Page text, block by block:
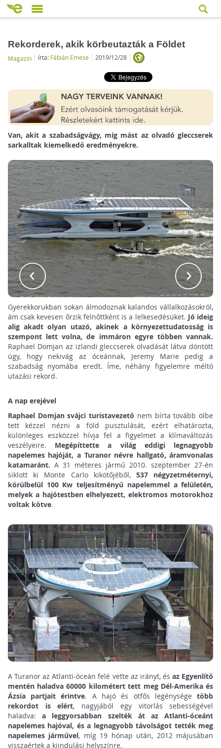
Rekorderek, akik körbeutazták a Földet
Magazin írta: Fábián Emese 2019/12/28
Van, akit a szabadságvágy, míg mást az olvadó gleccserek
sarkalltak kiemelkedő eredményekre.
Gyerekkorukban sokan álmodoznak kalandos vállalkozásokról,
ám csak kevesen őrzik felnőttként is a lelkesedésüket. Jó ideig
alig akadt olyan utazó, akinek a környezettudatosság is
szempont lett volna, de immáron egyre többen vannak.
Raphael Domjan az izlandi gleccserek olvadását látva döntött
úgy, hogy nekivág az óceánnak, Jeremy Marie pedig a
szabadság nyomába eredt. Íme, néhány figyelemre méltó
utazási rekord.
A nap erejével
Raphael Domjan svájci turistavezető nem bírta tovább ölbe
tett kézzel nézni a föld pusztulását, ezért elhatározta,
különleges eszközzel hívja fel a figyelmet a klímaváltozás
veszélyeire. Megépíttette a világ eddigi legnagyobb
napelemes hajóját, a Turanor névre hallgató, áramvonalas
katamaránt. A 31 méteres jármű 2010. szeptember 27-én
siklott ki Monte Carlo kikötőjéből, 537 négyzetméternyi,
körülbelül 100 Kw teljesítményű napelemmel a felületén,
melyek a hajótestben elhelyezett, elektromos motorokhoz
voltak kötve.
A Turanor az Atlanti-óceán felé vette az irányt, ésaz Egyenlítő
mentén haladva 60000 kilométert tett meg Dél-Amerika és
Ázsia partjait érintve. A hajó és ötfős legénységetöbb
rekordot is elért, nagyjából egy vitorlás sebességével
haladva: a leggyorsabban szelték át az Atlanti-óceánt
napelemes hajóval, és a legnagyobb távolságot tették meg
napelemes járművel, míg 19 hónap után, 2012 májusában
visszaértek a kiindulási helyszínre.